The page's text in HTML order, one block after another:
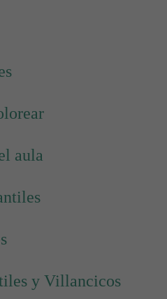
aula
y Villancicos